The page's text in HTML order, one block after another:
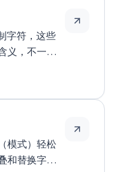
源代码时，
这些小部分
为 &quot;令
小的自成一
的原则 字符
并通过正则
字符，这些
义，不一定
留的，有
。 写入特殊
因此，这非
的代码在
特殊字符表
模式）轻松
和替换字符